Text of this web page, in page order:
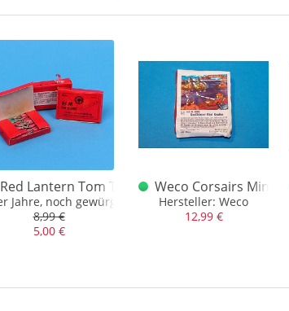
B.O.G.)
Red Lantern Tom Thumbs Mini Knaller alt
Jahre, noch gewürgt.
8,99 €
5,00 €
Weco Corsairs Mini-
Hersteller: Weco
12,99 €